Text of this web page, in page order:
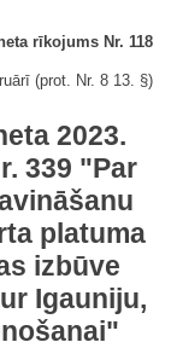
rīkojums Nr. 118
(prot. Nr. 8 13. §)
2023.
339 "Par
platuma
izbūve
Igauniju,